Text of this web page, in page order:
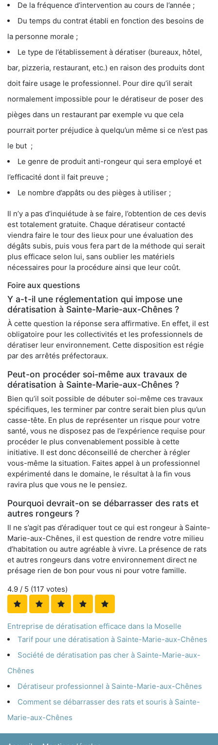
De la fréquence d’intervention au cours de l’année ;
Du temps du contrat établi en fonction des besoins de
la personne morale ;
Le type de l’établissement à dératiser (bureaux, hôtel,
bar, pizzeria, restaurant, etc.) en raison des produits dont
doit faire usage le professionnel. Pour dire qu’il serait
normalement impossible pour le dératiseur de poser des
pièges dans un restaurant par exemple vu que cela
pourrait porter préjudice à quelqu’un même si ce n’est pas
le but ;
Le genre de produit anti-rongeur qui sera employé et
l’efficacité dont il fait preuve ;
Le nombre d’appâts ou des pièges à utiliser ;
Il n’y a pas d’inquiétude à se faire, l’obtention de ces devis
est totalement gratuite. Chaque dératiseur contacté
viendra faire le tour des lieux pour une évaluation des
dégâts subis, puis vous fera part de la méthode qui serait
plus efficace selon lui, sans oublier les matériels
nécessaires pour la procédure ainsi que leur coût.
Foire aux questions
Y a-t-il une réglementation qui impose une
dératisation à Sainte-Marie-aux-Chênes ?
À cette question la réponse sera affirmative. En effet, il est
obligatoire pour les collectivités et les professionnels de
dératiser leur environnement. Cette disposition est régie
par des arrêtés préfectoraux.
Peut-on procéder soi-même aux travaux de
dératisation à Sainte-Marie-aux-Chênes ?
Bien qu’il soit possible de débuter soi-même ces travaux
spécifiques, les terminer par contre serait bien plus qu’un
casse-tête. En plus de représenter un risque pour votre
santé, vous ne disposez pas de l’expérience requise pour
procéder le plus convenablement possible à cette
initiative. Il est donc déconseillé de chercher à régler
vous-même la situation. Faites appel à un professionnel
expérimenté dans le domaine, le résultat à la fin vous
ravira plus que vous ne le pensiez.
Pourquoi devrait-on se débarrasser des rats et
autres rongeurs ?
Il ne s’agit pas d’éradiquer tout ce qui est rongeur à Sainte-
Marie-aux-Chênes, il est question de rendre votre milieu
d’habitation ou autre agréable à vivre. La présence de rats
et autres rongeurs dans votre environnement direct ne
présage rien de bon pour vous ni pour votre famille.
4.9 / 5 (117 votes)
Entreprise de dératisation efficace dans la Moselle
Tarif pour une dératisation à Sainte-Marie-aux-Chênes
Société de dératisation pas cher à Sainte-Marie-aux-
Chênes
Dératiseur professionnel à Sainte-Marie-aux-Chênes
Comment se débarrasser des rats et souris à Sainte-
Marie-aux-Chênes